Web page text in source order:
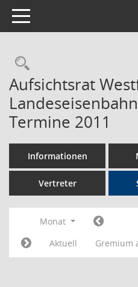
Toggle navigation
Aufsichtsrat
Termine 2011
Informationen
Vertreter
Monat
Aktuell
Gremium